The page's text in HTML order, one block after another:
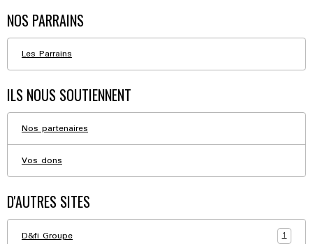
NOS PARRAINS
Les Parrains
ILS NOUS SOUTIENNENT
Nos partenaires
Vos dons
D'AUTRES SITES
D&fi Groupe 1